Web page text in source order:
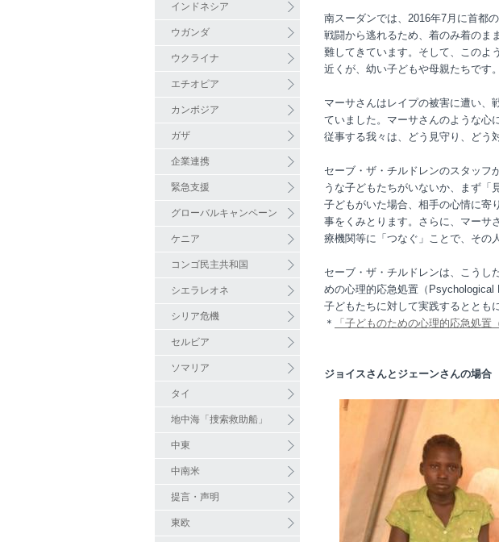
インドネシア
ウガンダ
ウクライナ
エチオピア
カンボジア
ガザ
企業連携
緊急支援
グローバルキャンペーン
ケニア
コンゴ民主共和国
シエラレオネ
シリア危機
セルビア
ソマリア
タイ
地中海「捜索救助船」
中東
中南米
提言・声明
東欧
南スーダンでは、2016年7月に首都
戦闘から逃れるため、着のみ着のま
難してきています。そして、このよ
近くが、幼い子どもや母親たちです。
マーサさんはレイプの被害に遭い、
ていました。マーサさんのような心
従事する我々は、どう見守り、どう
セーブ・ザ・チルドレンのスタッフ
うな子どもたちがいないか、まず「
子どもがいた場合、相手の心情に寄
事をくみとります。さらに、マーサ
療機関等に「つなぐ」ことで、その
セーブ・ザ・チルドレンは、こうし
めの心理的応急処置（Psychological
子どもたちに対して実践するととも
＊
「子どものための心理的応急処置
ジョイスさんとジェーンさんの場合